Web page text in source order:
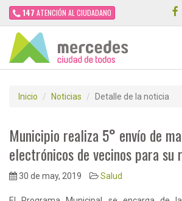
147 ATENCIÓN AL CIUDADANO
Inicio Noticias Detalle de la noticia
Municipio realiza 5° envío de
electrónicos de vecinos para su
30 de may, 2019 Salud